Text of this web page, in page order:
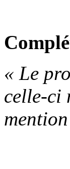
« Le
celle-ci